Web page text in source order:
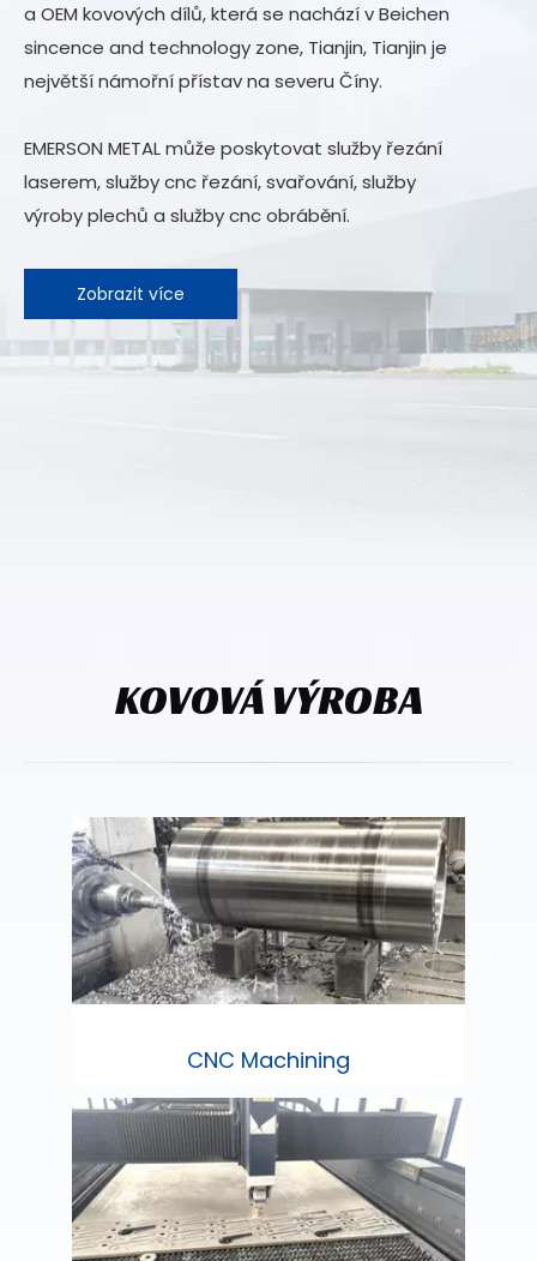
a OEM kovových dílů, která se nachází v Beichen
sincence and technology zone, Tianjin, Tianjin je
největší námořní přístav na severu Číny.
EMERSON METALmůže poskytovat služby řezání
laserem, služby cnc řezání, svařování, služby
výroby plechů a služby cnc obrábění.
Zobrazit více
KOVOVÁ VÝROBA
CNC Machining